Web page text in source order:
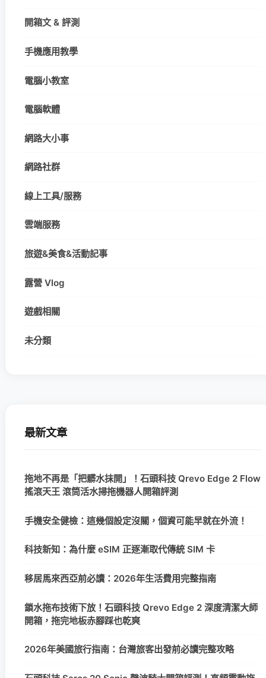
開箱文 & 評測
手機應用教學
電腦小教室
電腦軟體
網路大小事
網路社群
線上工具/服務
雲端服務
旅遊&美食&活動記事
露營 Vlog
遊戲相關
未分類
最新文章
拖地不再是「把髒水抹開」！石頭科技 Qrevo Edge 2 Flow
搖滾天王 滾筒活水掃拖機器人開箱評測
手機安全健檢：這幾個設定沒關，個資可能早就在外流！
科技新知：為什麼 eSIM 正逐漸取代傳統 SIM 卡
移居馬來西亞前必讀：2026年生活費用完整指南
鎖水拖布技術下放！石頭科技 Qrevo Edge 2 深度清潔大師
開箱，拖完地板赤腳踩也乾爽
2026年美國旅行指南：台灣旅客出發前必讀完整攻略